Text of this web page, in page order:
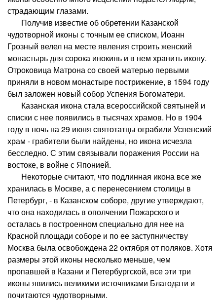
страдающим глазами.
Получив известие об обретении Казанской
чудотворной иконы с точным ее списком, Иоанн
Грозный велел на месте явления строить женский
монастырь для сорока инокинь и в нем хранить икону.
Отроковица Матрона со своей матерью первыми
приняли в новом монастыре пострижение, в 1594 году
был заложен новый собор Успения Богоматери.
Казанская икона стала всероссийской святыней и
списки с нее появились в тысячах храмов. Но в 1904
году в ночь на 29 июня святотатцы ограбили Успенский
храм - грабители были найдены, но икона исчезла
бесследно. С этим связывали поражения России на
востоке, в войне с Японией.
Некоторые считают, что подлинная икона все же
хранилась в Москве, а с перенесением столицы в
Петербург, - в Казанском соборе, другие утверждают,
что она находилась в ополчении Пожарского и
осталась в построенном специально для нее на
Красной площади соборе и по ее заступничеству
Москва была освобождена 22 октября от поляков. Хотя
размеры этой иконы несколько меньше, чем
пропавшей в Казани и Петербургской, все эти три
иконы явились великими источниками Благодати и
почитаются чудотворными.